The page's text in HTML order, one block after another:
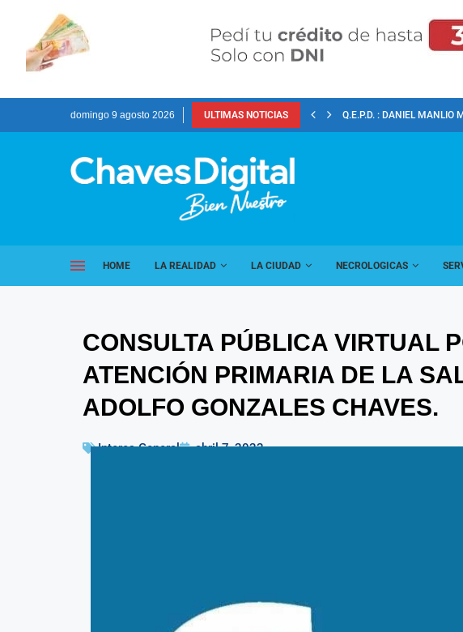
domingo 9 agosto 2026 ULTIMAS NOTICIAS Q.E.P.D. : DANIEL MANLIO
HOME LA REALIDAD LA CIUDAD NECROLOGICAS
CONSULTA PÚBLICA VIRTUAL
ATENCIÓN PRIMARIA DE LA
ADOLFO GONZALES CHAVES.
Interes General abril 7, 2022